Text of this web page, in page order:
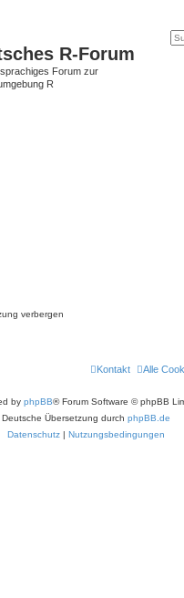
R-Forum
Forum zur
R
verbergen
Alle
Kontakt
by phpBB® Forum Software © phpBB
Deutsche Übersetzung durch phpBB.de
Datenschutz | Nutzungsbedingungen